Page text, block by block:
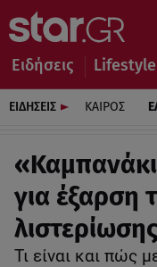
Ειδήσεις Lifestyle
ΕΙΔΗΣΕΙΣ ΚΑΙΡΟΣ
για έξαρση
Τι είναι και πώς